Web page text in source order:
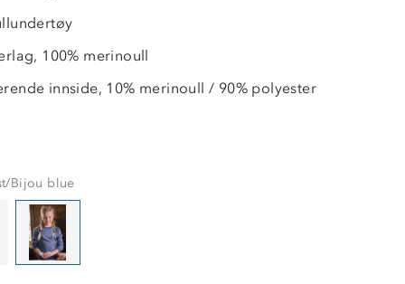
100% merinoull
innside, 10% merinoull / 90% polyester
Bijou blue